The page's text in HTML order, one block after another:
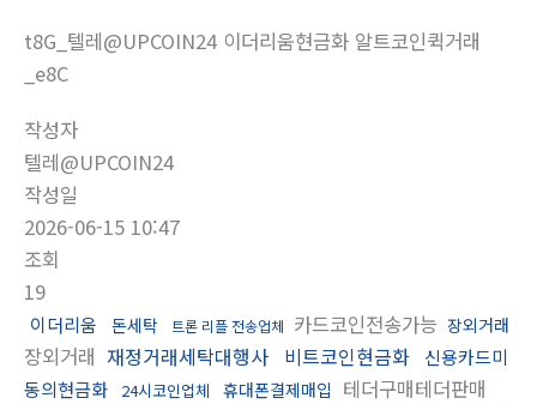
t8G_텔레@UPCOIN24 이더리움현금화 알트코인퀵거래
_e8C
작성자
텔레@UPCOIN24
작성일
2026-06-15 10:47
조회
19
이더리움 돈세탁 트론 리플 전송업체 카드코인전송가능 장외거래
장외거래 재정거래세탁대행사 비트코인현금화
신용카드미
동의현금화
24시코인업체 휴대폰결제매입 테더구매테더판매